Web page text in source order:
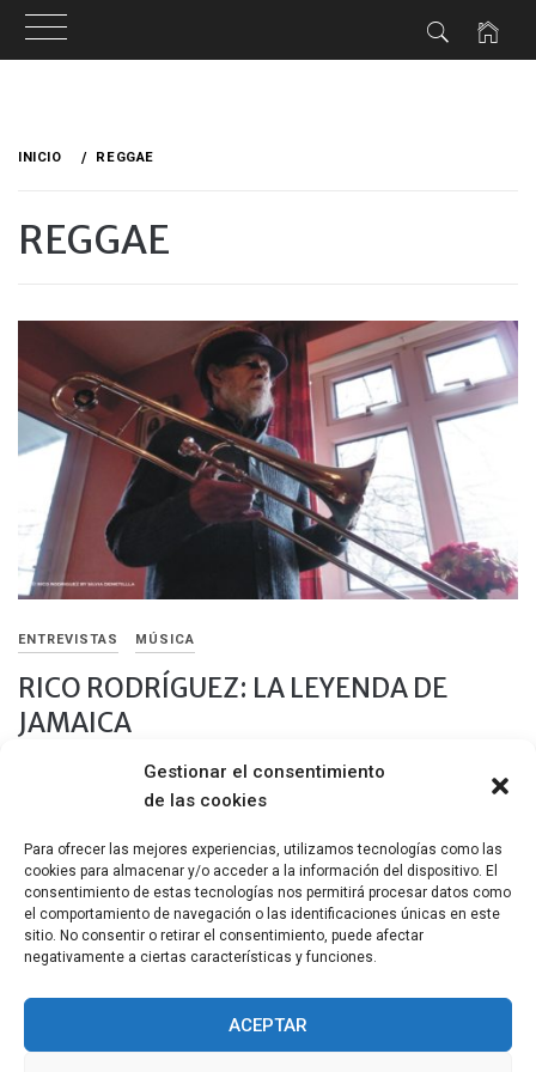
Gestionar el consentimiento
de las cookies
Para ofrecer las mejores experiencias, utilizamos tecnologías como las
cookies para almacenar y/o acceder a la información del dispositivo. El
consentimiento de estas tecnologías nos permitirá procesar datos como
el comportamiento de navegación o las identificaciones únicas en este
sitio. No consentir o retirar el consentimiento, puede afectar
negativamente a ciertas características y funciones.
ACEPTAR
INICIO REGGAE
REGGAE
ENTREVISTAS MÚSICA
RICO RODRÍGUEZ: LA LEYENDA DE
JAMAICA
del ska”, en la estación de South Kensington un helado […]
Compartir